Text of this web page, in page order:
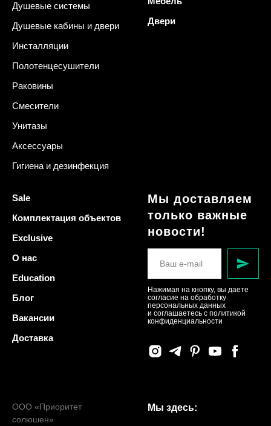
Душевые системы
Душевые кабины и двери
Инсталляции
Полотенцесушители
Раковины
Смесители
Унитазы
Аксессуары
Гигиена и дезинфекция
Двери
Sale
Комплектация объектов
Exclusive
О нас
Education
Блог
Вакансии
Доставка
Мы доставляем
только важные
новости!
Нажимая на кнопку, вы даете
согласие на обработку
персональных данных
и соглашаетесь c политикой
конфиденциальности
ООО «Приоритет
солюшен»
Мы здесь: